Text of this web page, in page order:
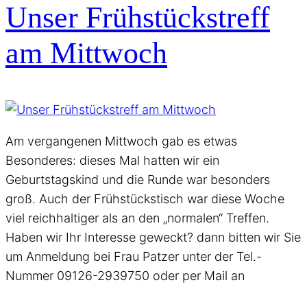
Unser Frühstückstreff
am Mittwoch
Am vergangenen Mittwoch gab es etwas
Besonderes: dieses Mal hatten wir ein
Geburtstagskind und die Runde war besonders
groß. Auch der Frühstückstisch war diese Woche
viel reichhaltiger als an den „normalen“ Treffen.
Haben wir Ihr Interesse geweckt? dann bitten wir Sie
um Anmeldung bei Frau Patzer unter der Tel.-
Nummer 09126-2939750 oder per Mail an